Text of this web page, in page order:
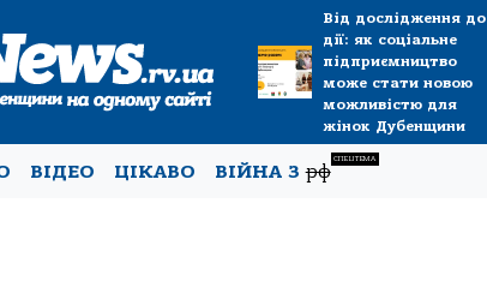
Від дослідження до
дії: як соціальне
підприємництво
може стати новою
можливістю для
жінок Дубенщини
ВІДЕО ЦІКАВО ВІЙНА Зрф
СПЕЦТЕМА